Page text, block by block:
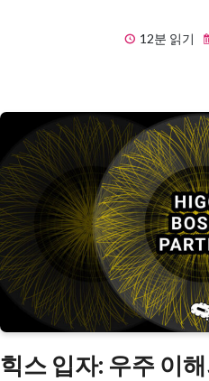
12분 읽기
힉스 입자: 우주 이